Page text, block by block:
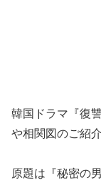
韓国ドラマ『復
や相関図のご紹
原題は『秘密の